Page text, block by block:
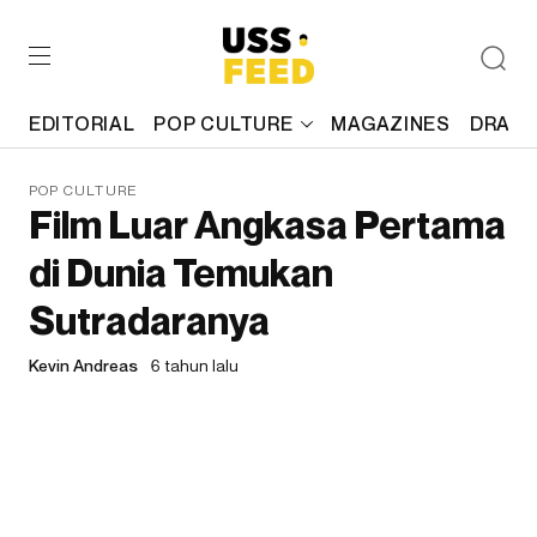
EDITORIAL POP CULTURE MAGAZINES
POP CULTURE
Film Luar Angkasa Pertama
di Dunia Temukan
Sutradaranya
Kevin Andreas 6 tahun lalu